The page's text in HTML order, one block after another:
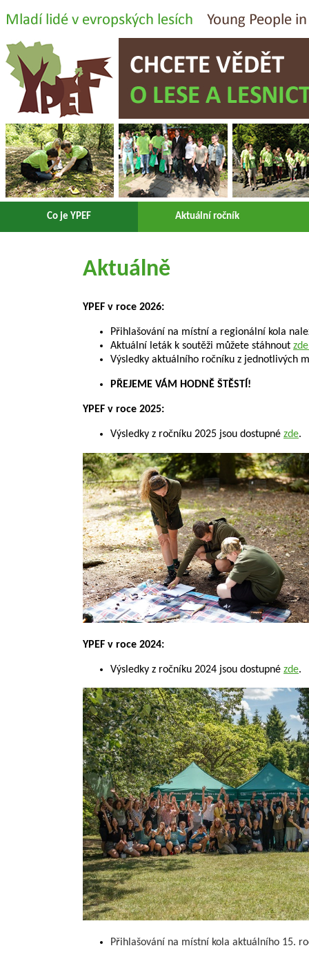
Co je YPEF Aktuální ročník
Aktuálně
YPEF v roce 2026:
Přihlašování na místní a regionální kola
Aktuální leták k soutěži můžete stáhnout
Výsledky aktuálního ročníku z jednotlivých
PŘEJEME VÁM HODNĚ ŠTĚSTÍ!
YPEF v roce 2025:
Výsledky z ročníku 2025 jsou dostupné zde.
YPEF v roce 2024:
Výsledky z ročníku 2024 jsou dostupné zde.
Přihlašování na místní kola aktuálního 15.